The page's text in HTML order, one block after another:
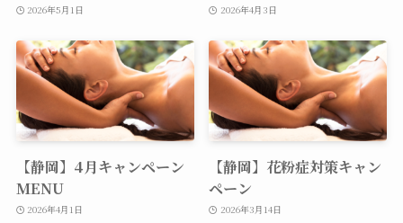
2026年5月1日 2026年4月3日
【静岡】4月キャンペーン
MENU
2026年4月1日
【静岡】花粉症対策キャン
ペーン
2026年3月14日